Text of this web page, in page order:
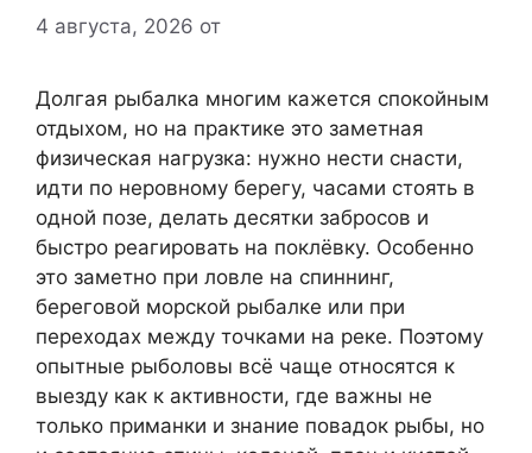
4 августа, 2026 от
Долгая рыбалка многим кажется спокойным
отдыхом, но на практике это заметная
физическая нагрузка: нужно нести снасти,
идти по неровному берегу, часами стоять в
одной позе, делать десятки забросов и
быстро реагировать на поклёвку. Особенно
это заметно при ловле на спиннинг,
береговой морской рыбалке или при
переходах между точками на реке. Поэтому
опытные рыболовы всё чаще относятся к
выезду как к активности, где важны не
только приманки и знание повадок рыбы, но